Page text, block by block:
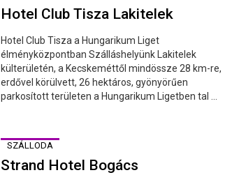
Hotel Club Tisza Lakitelek
Hotel Club Tisza a Hungarikum Liget
élményközpontban Szálláshelyünk Lakitelek
külterületén, a Kecskeméttől mindössze 28 km-re,
erdővel körülvett, 26 hektáros, gyönyörűen
parkosított területen a Hungarikum Ligetben tal ...
SZÁLLODA
Strand Hotel Bogács